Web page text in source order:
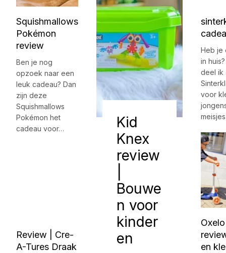
Squishmallows
Pokémon
review
Ben je nog
opzoek naar een
leuk cadeau? Dan
zijn deze
Squishmallows
Pokémon het
cadeau voor…
Review | Cre-
A-Tures Draak
Kid
Knex
review
Bouwe
n voor
kinder
en
Heb je
in
deel ik
voor
en